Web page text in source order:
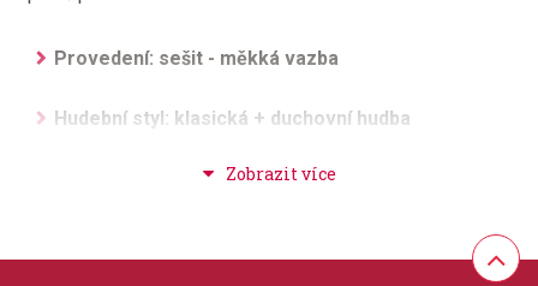
Provedení: sešit - měkká vazba
Hudební styl: klasická + duchovní hudba
Velikost (rozměr): 23 x 30 cm